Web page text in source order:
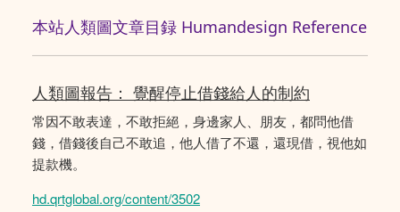
本站人類圖文章目録 Humandesign Reference
人類圖報告： 覺醒停止借錢給人的制約
常因不敢表達，不敢拒絕，身邊家人、朋友，都問他借
錢，借錢後自己不敢追，他人借了不還，還現借，視他如
提款機。
hd.qrtglobal.org/content/3502